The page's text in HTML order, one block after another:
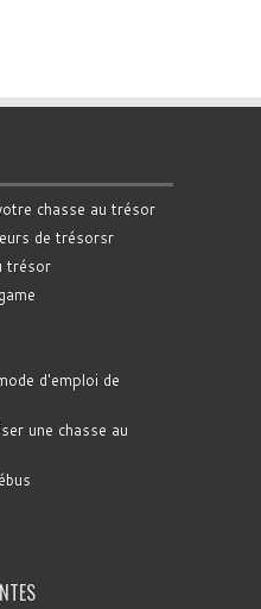
chasse au trésor
de trésorsr
trésor
d'emploi de
une chasse au